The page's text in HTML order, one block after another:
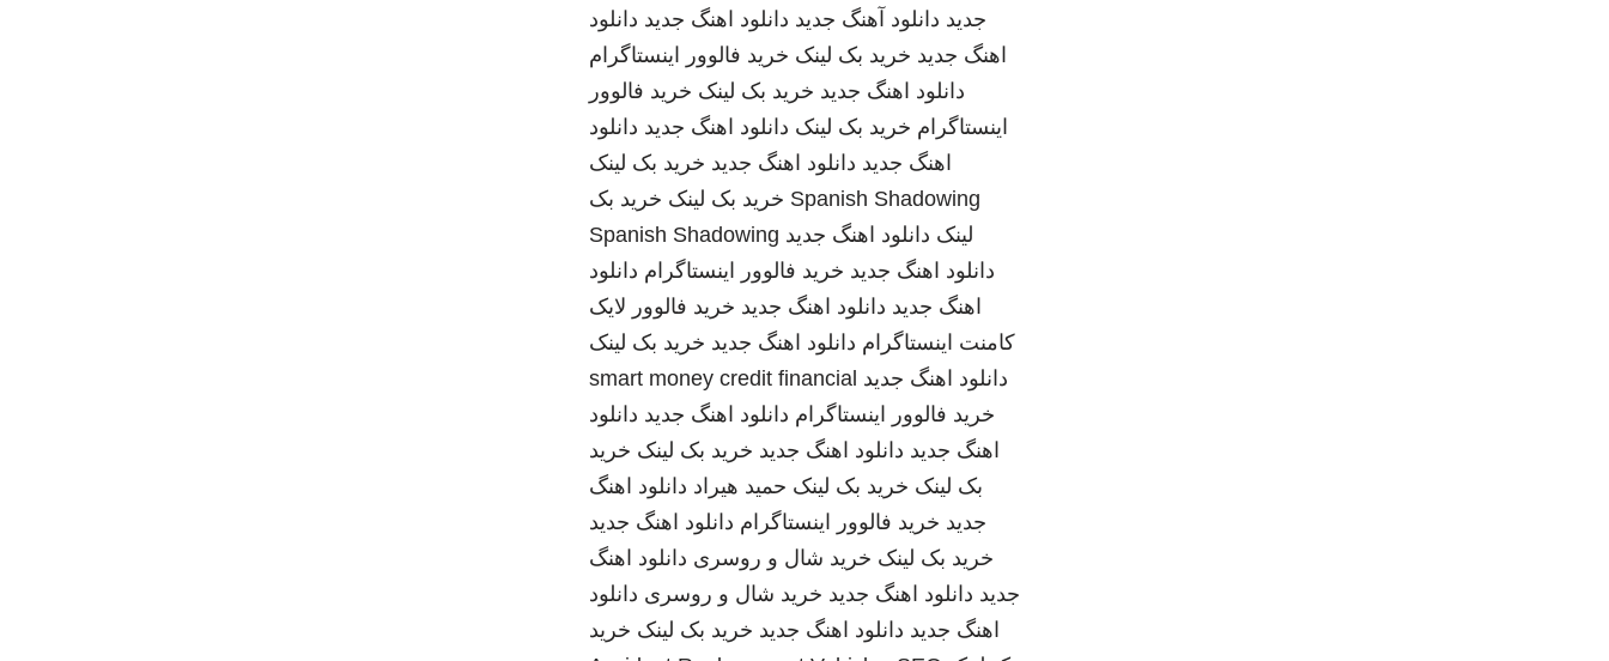
جدید دانلود آهنگ جدید دانلود اهنگ جدید دانلود
اهنگ جدید خرید بک لینک خرید فالوور اینستاگرام
دانلود اهنگ جدید خرید بک لینک خرید فالوور
اینستاگرام خرید بک لینک دانلود اهنگ جدید دانلود
اهنگ جدید دانلود اهنگ جدید خرید بک لینک
Spanish Shadowing خرید بک لینک خرید بک
لینک دانلود اهنگ جدید Spanish Shadowing
دانلود اهنگ جدید خرید فالوور اینستاگرام دانلود
اهنگ جدید دانلود اهنگ جدید خرید فالوور لایک
کامنت اینستاگرام دانلود اهنگ جدید خرید بک لینک
دانلود اهنگ جدید smart money credit financial
خرید فالوور اینستاگرام دانلود اهنگ جدید دانلود
اهنگ جدید دانلود اهنگ جدید خرید بک لینک خرید
بک لینک خرید بک لینک حمید هیراد دانلود اهنگ
جدید خرید فالوور اینستاگرام دانلود اهنگ جدید
خرید بک لینک خرید شال و روسری دانلود اهنگ
جدید دانلود اهنگ جدید خرید شال و روسری دانلود
اهنگ جدید دانلود اهنگ جدید خرید بک لینک خرید